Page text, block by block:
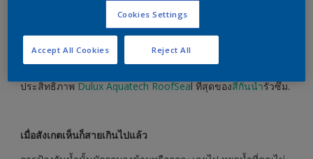
หายจากสาเหตุต่างๆ ได้ รักษาความสวยงามและเพิ่มประสิทธิภาพ
ประสิทธิภาพDulux Aquatech RoofSeal ที่สุดของสีกันน้ำรั่วซึม.
เมื่อสังเกตเห็นก็สายเกินไปแล้ว
Cookies Settings
Reject All
Accept All Cookies